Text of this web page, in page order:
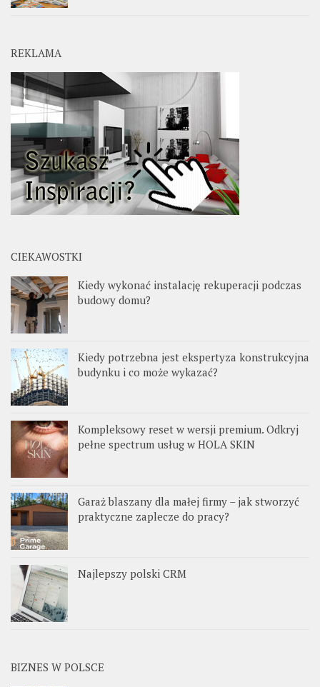
REKLAMA
CIEKAWOSTKI
Kiedy wykonać instalację rekuperacji podczas
budowy domu?
Kiedy potrzebna jest ekspertyza konstrukcyjna
budynku i co może wykazać?
Kompleksowy reset w wersji premium. Odkryj
pełne spectrum usług w HOLA SKIN
Garaż blaszany dla małej firmy – jak stworzyć
praktyczne zaplecze do pracy?
Najlepszy polski CRM
BIZNES W POLSCE